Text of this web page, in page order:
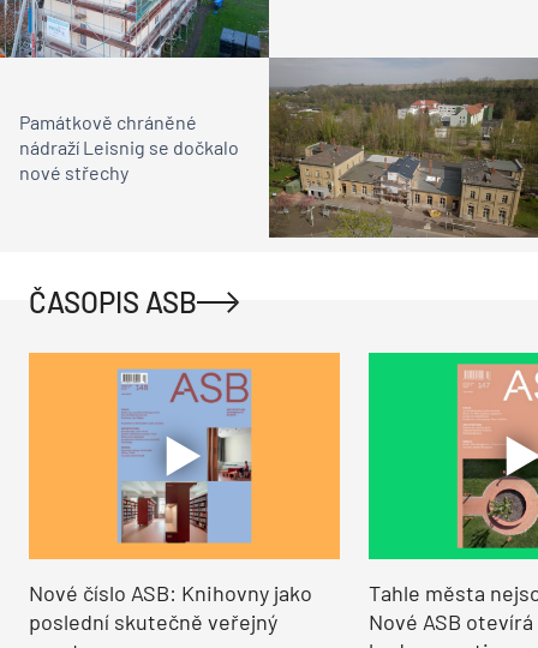
Památkově chráněné
nádraží Leisnig se dočkalo
nové střechy
ČASOPIS ASB
Nové číslo ASB: Knihovny jako
poslední skutečně veřejný
Tahle města
Nové ASB